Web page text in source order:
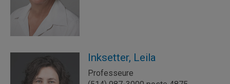
Inksetter, Leila
Professeure